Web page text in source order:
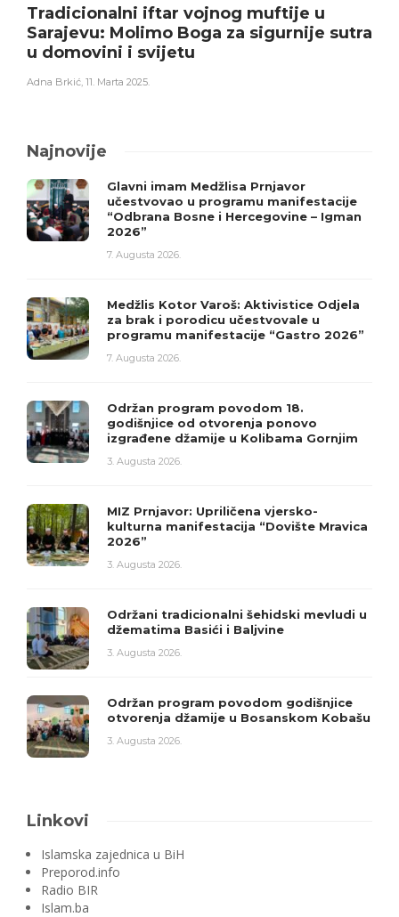
Tradicionalni iftar vojnog muftije u
Sarajevu: Molimo Boga za sigurnije sutra
u domovini i svijetu
Adna Brkić, 11. Marta 2025.
Najnovije
Glavni imam Medžlisa Prnjavor
učestvovao u programu manifestacije
“Odbrana Bosne i Hercegovine – Igman
2026”
7. Augusta 2026.
Medžlis Kotor Varoš: Aktivistice Odjela
za brak i porodicu učestvovale u
programu manifestacije “Gastro 2026”
7. Augusta 2026.
Održan program povodom 18.
godišnjice od otvorenja ponovo
izgrađene džamije u Kolibama Gornjim
3. Augusta 2026.
MIZ Prnjavor: Upriličena vjersko-
kulturna manifestacija “Dovište Mravica
2026”
3. Augusta 2026.
Održani tradicionalni šehidski mevludi u
džematima Basići i Baljvine
3. Augusta 2026.
Održan program povodom godišnjice
otvorenja džamije u Bosanskom Kobašu
3. Augusta 2026.
Linkovi
Islamska zajednica u BiH
Preporod.info
Radio BIR
Islam.ba